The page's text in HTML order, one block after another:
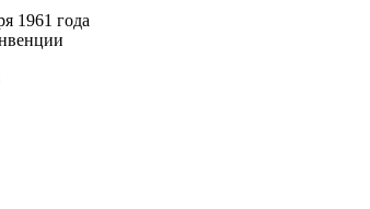
1961 года